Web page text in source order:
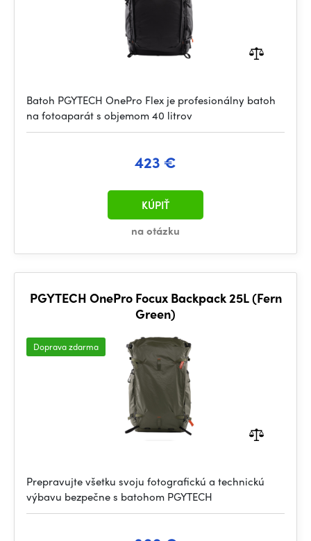
Batoh PGYTECH OnePro Flex je profesionálny batoh
na fotoaparát s objemom 40 litrov
423 €
na otázku
KÚPIŤ
PGYTECH OnePro Focux Backpack 25L (Fern
Green)
Doprava zdarma
Prepravujte všetku svoju fotografickú a technickú
výbavu bezpečne s batohom PGYTECH